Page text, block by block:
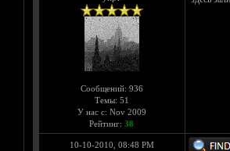
Сообщений: 936
Темы: 51
У нас с: Nov 2009
Рейтинг: 38
10-10-2010, 08:48 PM